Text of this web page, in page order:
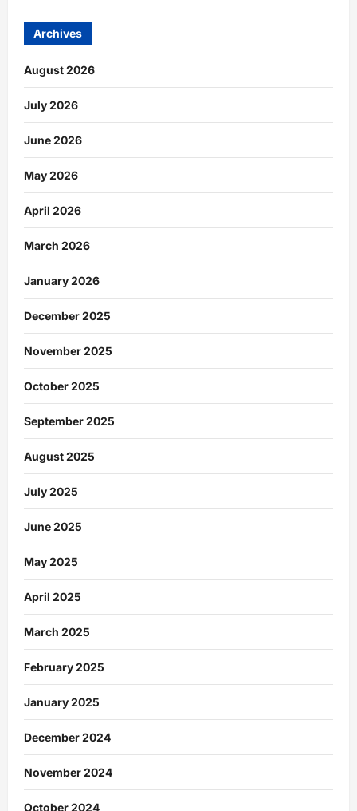
Archives
August 2026
July 2026
June 2026
May 2026
April 2026
March 2026
January 2026
December 2025
November 2025
October 2025
September 2025
August 2025
July 2025
June 2025
May 2025
April 2025
March 2025
February 2025
January 2025
December 2024
November 2024
October 2024